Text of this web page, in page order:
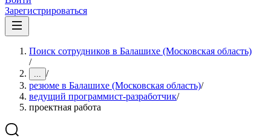
Зарегистрироваться
Поиск сотрудников в Балашихе (Московская область)
/
... /
резюме в Балашихе (Московская область)/
ведущий программист-разработчик/
проектная работа